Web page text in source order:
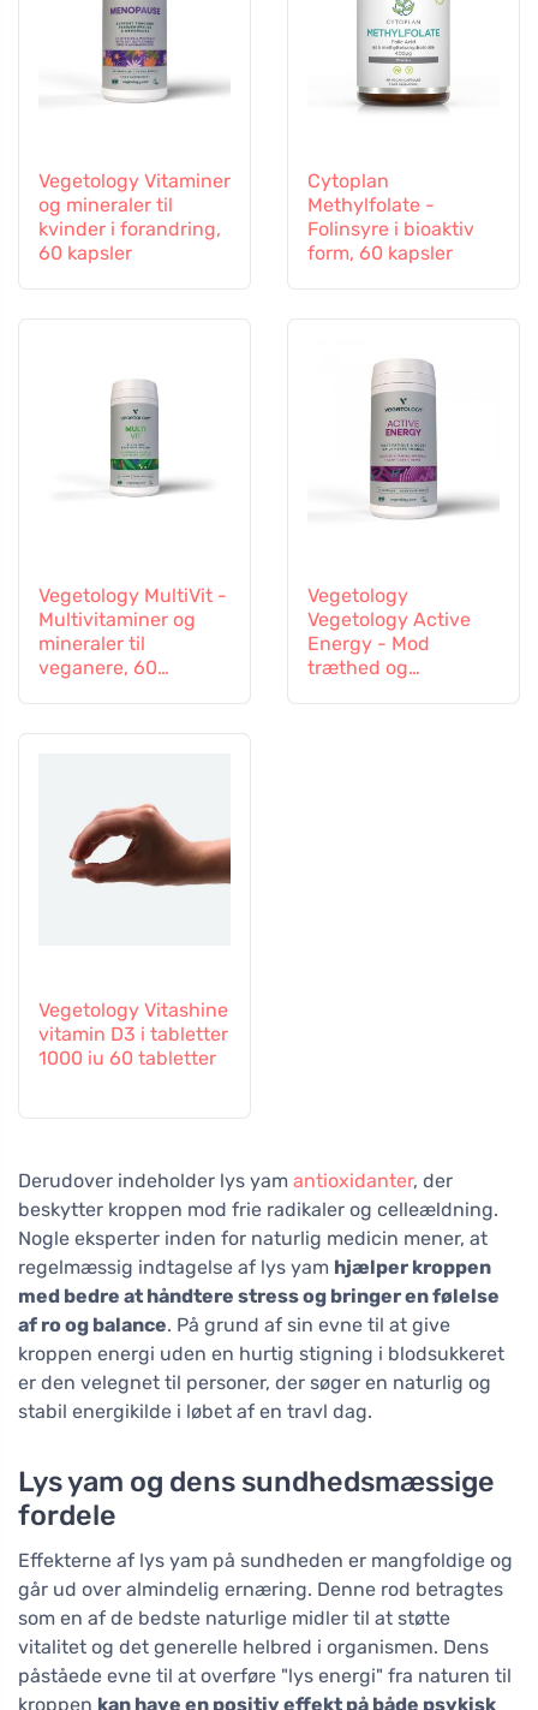
Vegetology Vitaminer
og mineraler til
kvinder i forandring,
60 kapsler
Cytoplan
Methylfolate -
Folinsyre i bioaktiv
form, 60 kapsler
Vegetology MultiVit -
Multivitaminer og
mineraler til
veganere, 60
Vegetology
Vegetology Active
Energy - Mod
træthed og
Vegetology Vitashine
vitamin D3 i tabletter
1000 iu 60 tabletter
Derudover indeholder lys yam antioxidanter, der
beskytter kroppen mod frie radikaler og celleældning.
Nogle eksperter inden for naturlig medicin mener, at
regelmæssig indtagelse af lys yam hjælper kroppen
med bedre at håndtere stress og bringer en følelse
af ro og balance. På grund af sin evne til at give
kroppen energi uden en hurtig stigning i blodsukkeret
er den velegnet til personer, der søger en naturlig og
stabil energikilde i løbet af en travl dag.
Lys yam og dens sundhedsmæssige
fordele
Effekterne af lys yam på sundheden er mangfoldige og
går ud over almindelig ernæring. Denne rod betragtes
som en af de bedste naturlige midler til at støtte
vitalitet og det generelle helbred i organismen. Dens
påståede evne til at overføre "lys energi" fra naturen til
kroppen kan have en positiv effekt på både psykisk